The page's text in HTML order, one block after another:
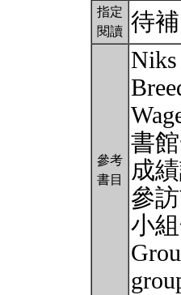
指定
閱讀 待補
參考
書目
Niks
書
成
參
小